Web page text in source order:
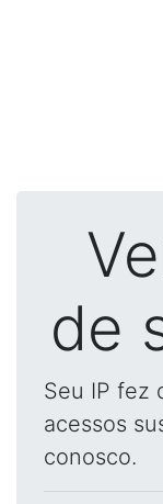
de
Seu IP fez
acessos
conosco.